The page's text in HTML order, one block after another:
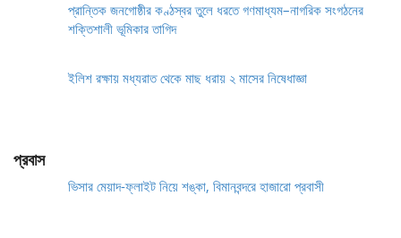
প্রান্তিক জনগোষ্ঠীর কণ্ঠস্বর তুলে ধরতে গণমাধ্যম–নাগরিক সংগঠনের
শক্তিশালী ভূমিকার তাগিদ
ইলিশ রক্ষায় মধ্যরাত থেকে মাছ ধরায় ২ মাসের নিষেধাজ্ঞা
প্রবাস
ভিসার মেয়াদ-ফ্লাইট নিয়ে শঙ্কা, বিমানবন্দরে হাজারো প্রবাসী